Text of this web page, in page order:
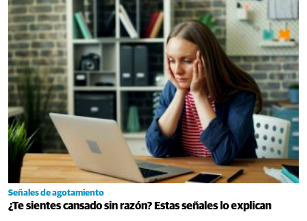
Señales de agotamiento
¿Te sientes cansado sin razón? Estas señales lo explican